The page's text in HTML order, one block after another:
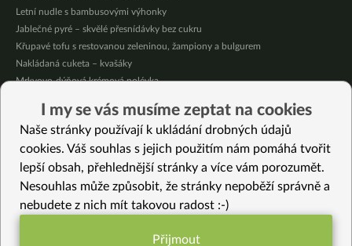
Letní nudle s bambusovými výhonky
Jablečné pyré – skvělé přesnídávky bez cukru
Křupavé tofu s restovanou zeleninou, žampiony a bulgurem
Nakládaná cuketa – kvašáky
Mrkvovo-dýňová krémová polévka
Osvěžující čaj s citronovými bylinkami
Nepečený jablečný dort s rybízem
Vybrané recepty
Těstoviny na pórku a tofu
Nepečený jahodový dort
I my se vás musíme zeptat na cookies
Naše stránky používají k ukládání drobných údajů
cookies. Váš souhlas s jejich použitím nám pomáhá tvořit
lepší obsah, přehlednější stránky a více vám porozumět.
Nesouhlas může způsobit, že stránky nepoběží správně a
nebudete z nich mít takovou radost :-)
Přijmout